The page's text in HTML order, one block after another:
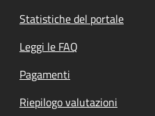
Statistiche del portale
Leggi le FAQ
Pagamenti
Riepilogo valutazioni